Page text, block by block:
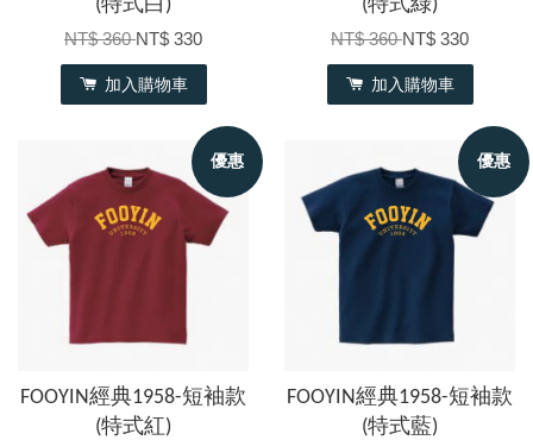
(特式白)
NT$ 360NT$ 330
加入購物車
(特式綠)
NT$ 360NT$ 330
加入購物車
優惠
FOOYIN經典1958-短袖款
(特式紅)
優惠
FOOYIN經典1958-短袖款
(特式藍)